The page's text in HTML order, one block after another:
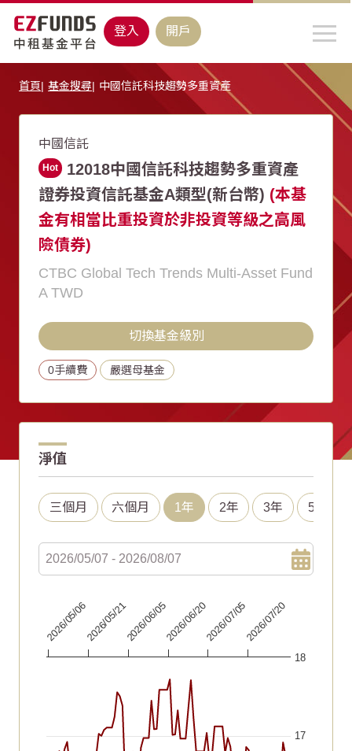
登入 開戶
首頁 基金搜尋 中國信託科技趨勢多重資產
中國信託
Hot
12018中國信託科技趨勢多重資產
證券投資信託基金A類型(新台幣) (本基
金有相當比重投資於非投資等級之高風
險債券)
CTBC Global Tech Trends Multi-Asset Fund
A TWD
切換基金級別
0手續費 嚴選母基金
淨值
三個月 六個月 1年 2年 3年 5年
Line chart with 92 data points.
The chart has 1 X axis displaying Time. Data ranges
The chart has 1 Y axis displaying values. Data ranges
17
18
2026/05/062026/05/212026/06/052026/06/202026/07/052026/07/20